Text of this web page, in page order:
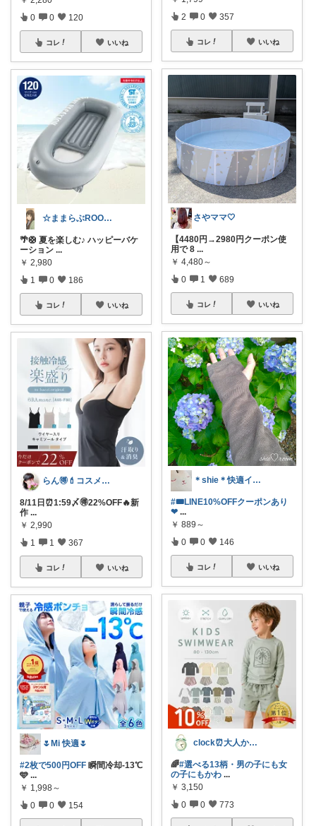
0 0 120
コレ いいね
☆ままらぶROOM🎀🫧初めまして☆
🌴🛟 夏を楽しむ♪ ハッピーバケ
ーション ...
￥ 2,980
1 0 186
コレ いいね
らん🉐💄コスメ&ファッション👗✨
8/11日⏰1:59〆🉐22%OFF🔥新
作 ...
￥ 2,990
1 1 367
コレ いいね
🌷Mi 快適🌷
#2枚で500円OFF 瞬間冷却-13℃
🩵 ...
￥ 1,998～
0 0 154
2 0 357
コレ いいね
さやママ🤍
【4480円→2980円クーポン使
用で 8 ...
￥ 4,480～
0 1 689
コレ いいね
＊shie＊快適インテリア＆雑貨グッズ
#🎟LINE10%OFFクーポンあり
❤︎ ...
￥ 889～
0 0 146
コレ いいね
clock⏰大人かわいい
🌈#選べる13柄・男の子にも女
の子にもかわ ...
￥ 3,150
0 0 773